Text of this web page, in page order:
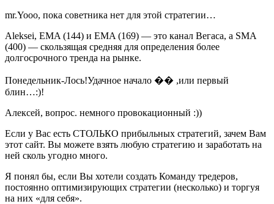
mr.Yooo, пока советника нет для этой стратегии…
Aleksei, EMA (144) и EMA (169) — это канал Вегаса, а SMA
(400) — скользящая средняя для определения более
долгосрочного тренда на рынке.
Понедельник-Лось!Удачное начало �� ,или первый
блин…:)!
Алексей, вопрос. немного провокационный :))
Если у Вас есть СТОЛЬКО прибыльных стратегий, зачем Вам
этот сайт. Вы можете взять любую стратегию и заработать на
ней сколь угодно много.
Я понял бы, если Вы хотели создать Команду тредеров,
постоянно оптимизирующих стратегии (несколько) и торгуя
на них «для себя».